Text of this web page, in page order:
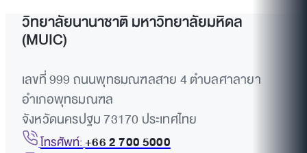
วิทยาลัยนานาชาติ มหาวิทยาลัยมหิดล
(MUIC)
เลขที่ 999 ถนนพุทธมณฑลสาย 4 ตำบลศาลายา
อำเภอพุทธมณฑล
จังหวัดนครปฐม 73170 ประเทศไทย
โทรศัพท์:+66 2 700 5000